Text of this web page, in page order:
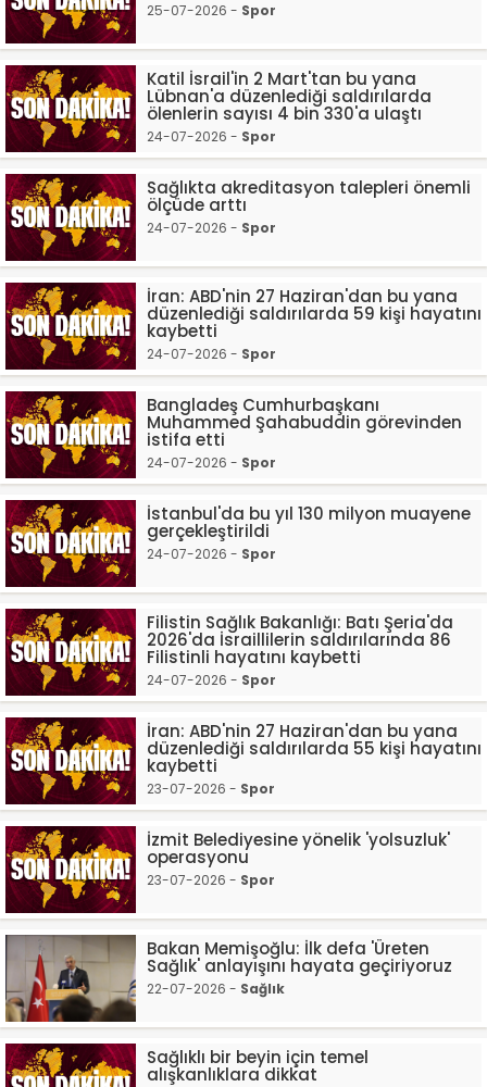
25-07-2026 - Spor
Katil İsrail'in 2 Mart'tan bu yana
Lübnan'a düzenlediği saldırılarda
ölenlerin sayısı 4 bin 330'a ulaştı
24-07-2026 - Spor
Sağlıkta akreditasyon talepleri önemli
ölçüde arttı
24-07-2026 - Spor
İran: ABD'nin 27 Haziran'dan bu yana
düzenlediği saldırılarda 59 kişi hayatını
kaybetti
24-07-2026 - Spor
Bangladeş Cumhurbaşkanı
Muhammed Şahabuddin görevinden
istifa etti
24-07-2026 - Spor
İstanbul'da bu yıl 130 milyon muayene
gerçekleştirildi
24-07-2026 - Spor
Filistin Sağlık Bakanlığı: Batı Şeria'da
2026'da İsraillilerin saldırılarında 86
Filistinli hayatını kaybetti
24-07-2026 - Spor
İran: ABD'nin 27 Haziran'dan bu yana
düzenlediği saldırılarda 55 kişi hayatını
kaybetti
23-07-2026 - Spor
İzmit Belediyesine yönelik 'yolsuzluk'
operasyonu
23-07-2026 - Spor
Bakan Memişoğlu: İlk defa 'Üreten
Sağlık' anlayışını hayata geçiriyoruz
22-07-2026 - Sağlık
Sağlıklı bir beyin için temel
alışkanlıklara dikkat